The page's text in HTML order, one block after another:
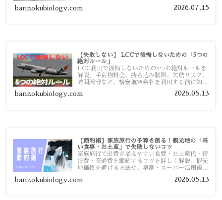
banzokubiology.com 2026.07.15
【失敗しない】 LCCで後悔しないための「5つの
絶対ルール」
LCC利用で後悔しないための5つの絶対ルールを
解説。手荷物料金、持ち込み制限、欠航リスク、
時間厳守など、格安航空会社を利用する前に知っ
す。
banzokubiology.com 2026.05.13
【節約術】家族旅行の予算を削る！観光地の「高
い食事・お土産」で失敗しないコツ
家族旅行で出費が増えやすい食費・お土産代・宿
泊費・交通費を節約するコツを詳しく解説。観光
地価格を避ける方法や、早割・スーパー活用術、
banzokubiology.com 2026.05.13